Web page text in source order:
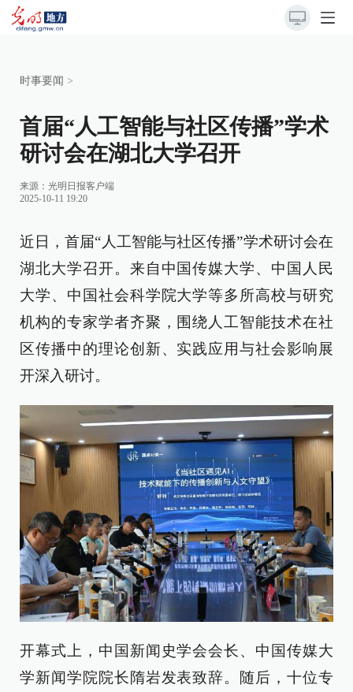
时事要闻 >
首届“人工智能与社区传播”学术
研讨会在湖北大学召开
来源： 光明日报客户端
2025-10-11 19:20
近日，首届“人工智能与社区传播”学术研讨会在
湖北大学召开。来自中国传媒大学、中国人民
大学、中国社会科学院大学等多所高校与研究
机构的专家学者齐聚，围绕人工智能技术在社
区传播中的理论创新、实践应用与社会影响展
开深入研讨。
开幕式上，中国新闻史学会会长、中国传媒大
学新闻学院院长隋岩发表致辞。随后，十位专